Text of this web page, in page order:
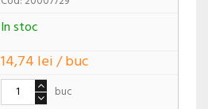
In stoc
14,74 lei / buc
buc